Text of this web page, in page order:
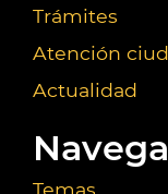
Trámites
Atención
Actualidad
Temas